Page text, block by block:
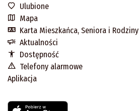
Ulubione
Mapa
Karta Mieszkańca, Seniora i Rodziny
Aktualności
Dostępność
Telefony alarmowe
Aplikacja